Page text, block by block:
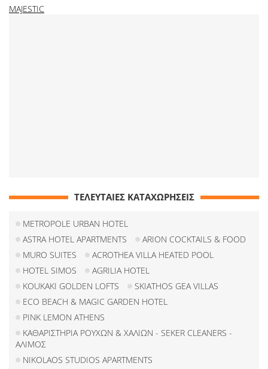
MAJESTIC
ΤΕΛΕΥΤΑΙΕΣ ΚΑΤΑΧΩΡΗΣΕΙΣ
METROPOLE URBAN HOTEL
ASTRA HOTEL APARTMENTS
ARION COCKTAILS & FOOD
MURO SUITES
ACROTHEA VILLA HEATED POOL
HOTEL SIMOS
AGRILIA HOTEL
KOUKAKI GOLDEN LOFTS
SKIATHOS GEA VILLAS
ECO BEACH & MAGIC GARDEN HOTEL
PINK LEMON ATHENS
ΚΑΘΑΡΙΣΤΗΡΙΑ ΡΟΥΧΩΝ & ΧΑΛΙΩΝ - SEKER CLEANERS -
ΑΛΙΜΟΣ
NIKOLAOS STUDIOS APARTMENTS